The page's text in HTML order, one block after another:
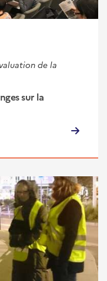
de la
sur la